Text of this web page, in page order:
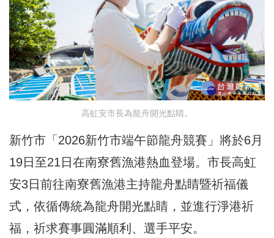
高虹安市長為龍舟開光點睛。
新竹市「2026新竹市端午節龍舟競賽」將於6月
19日至21日在南寮舊漁港熱血登場。市長高虹
安3日前往南寮舊漁港主持龍舟點睛暨祈福儀
式，依循傳統為龍舟開光點睛，並進行淨港祈
福，祈求賽事圓滿順利、選手平安。